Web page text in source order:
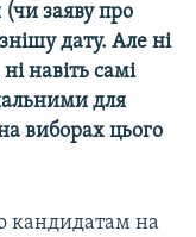
заяву про
дату. Але ні
навіть самі
для
виборах цього
кандидатам на